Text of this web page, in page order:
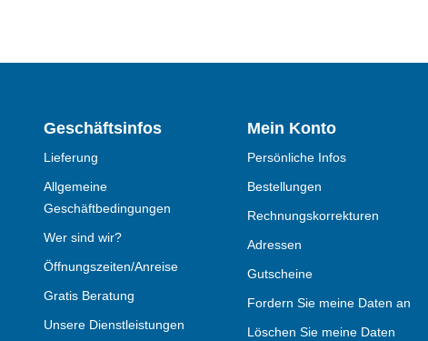
Geschäftsinfos
Lieferung
Allgemeine
Geschäftbedingungen
Wer sind wir?
Öffnungszeiten/Anreise
Gratis Beratung
Unsere Dienstleistungen
Mein Konto
Persönliche Infos
Bestellungen
Rechnungskorrekturen
Adressen
Gutscheine
Fordern Sie meine Daten an
Löschen Sie meine Daten